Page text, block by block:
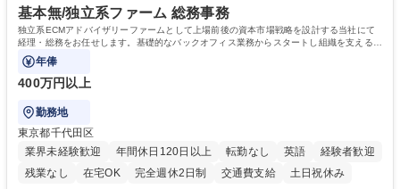
基本無/独立系ファーム 総務事務
独立系ECMアドバイザリーファームとして上場前後の資本市場戦略を設計する当社にて
経理・総務をお任せします。基礎的なバックオフィス業務からスタートし組織を支える専
任担当として広く活躍できる環境です。
年俸
400万円以上
勤務地
東京都千代田区
業界未経験歓迎
年間休日120日以上 転勤なし 英語
経験者歓迎
残業なし
在宅OK 完全週休2日制 交通費支給 土日祝休み